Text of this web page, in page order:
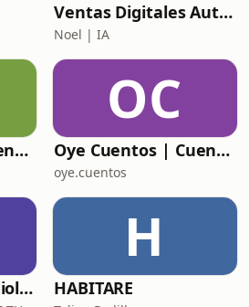
Ventas Digitales Automotrices: De BDC a DCA
Noel | IA
De Marketing a Ventas
OC
Oye Cuentos | Cuentos Infantiles que conectan con la imaginación.
oye.cuentos
Ven, Sígueme Audiolibro
H
HABITARE